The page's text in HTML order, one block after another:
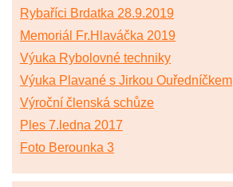
Rybaříci Brdatka 28.9.2019
Memoriál Fr.Hlaváčka 2019
Výuka Rybolovné techniky
Výuka Plavané s Jirkou Ouředníčkem
Výroční členská schůze
Ples 7.ledna 2017
Foto Berounka 3